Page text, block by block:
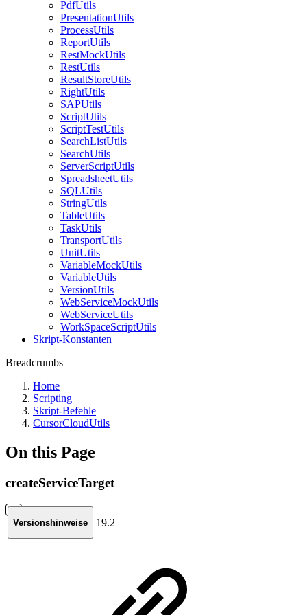
PdfUtils
PresentationUtils
ProcessUtils
ReportUtils
RestMockUtils
RestUtils
ResultStoreUtils
RightUtils
SAPUtils
ScriptUtils
ScriptTestUtils
SearchListUtils
SearchUtils
ServerScriptUtils
SpreadsheetUtils
SQLUtils
StringUtils
TableUtils
TaskUtils
TransportUtils
UnitUtils
VariableMockUtils
VariableUtils
VersionUtils
WebServiceMockUtils
WebServiceUtils
WorkSpaceScriptUtils
Skript-Konstanten
Breadcrumbs
Home
Scripting
Skript-Befehle
CursorCloudUtils
On this Page
createServiceTarget
Versionshinweise 19.2